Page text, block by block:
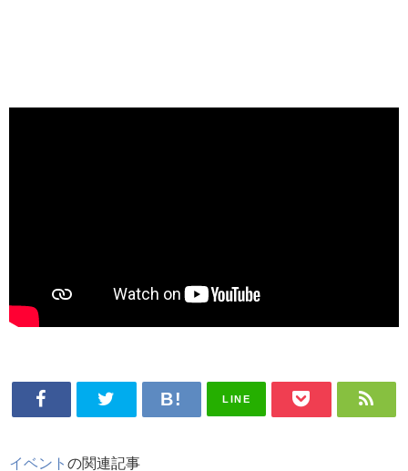
LINE
イベント の関連記事